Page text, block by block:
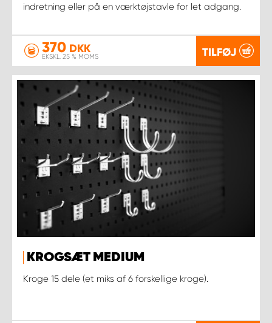
indretning eller på en værktøjstavle for let adgang.
370 DKK
EKSKL. 25 % MOMS TILFØJ
KROGSÆT MEDIUM
Kroge 15 dele (et miks af 6 forskellige kroge).